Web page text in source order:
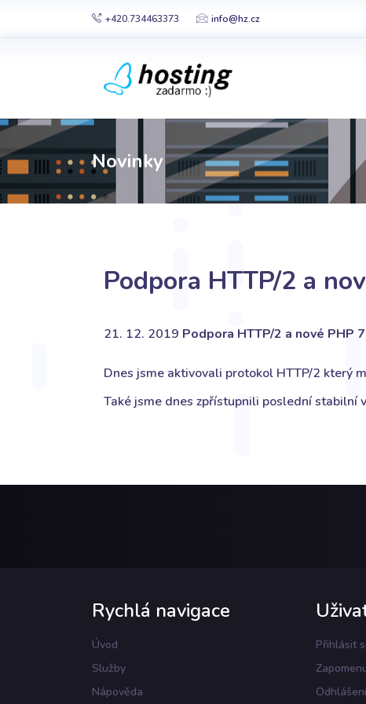
+420.734463373 info@hz.cz
Novinky
Podpora HTTP/2 a
21. 12. 2019 Podpora HTTP/2 a nové PHP
Dnes jsme aktivovali protokol HTTP/2 který
Také jsme dnes zpřístupnili poslední stabilní
Rychlá navigace
Úvod
Služby
Nápověda
Přihlásit